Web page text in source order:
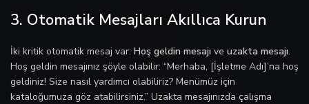
3. Otomatik Mesajları Akıllıca Kurun
İki kritik otomatik mesaj var: Hoş geldin mesajı ve uzakta mesajı.
Hoş geldin mesajınız şöyle olabilir: “Merhaba, [İşletme Adı]’na hoş
geldiniz! Size nasıl yardımcı olabiliriz? Menümüz için
kataloğumuza göz atabilirsiniz.” Uzakta mesajınızda çalışma